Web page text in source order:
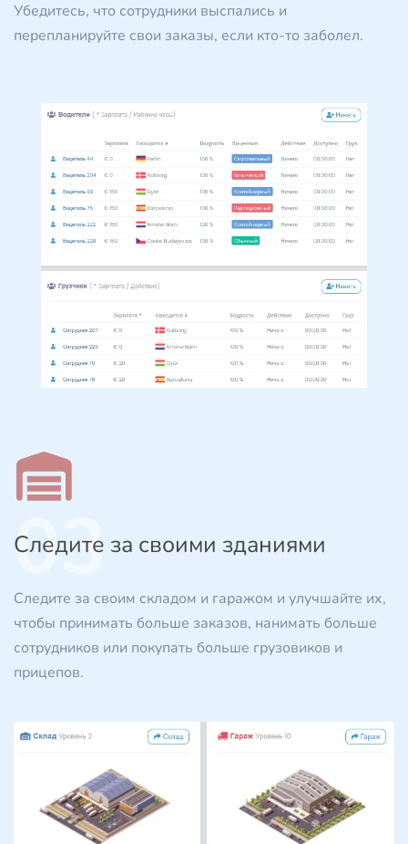
Убедитесь, что сотрудники выспались и
перепланируйте свои заказы, если кто-то заболел.
03
Следите за своими зданиями
Следите за своим складом и гаражом и улучшайте их,
чтобы принимать больше заказов, нанимать больше
сотрудников или покупать больше грузовиков и
прицепов.